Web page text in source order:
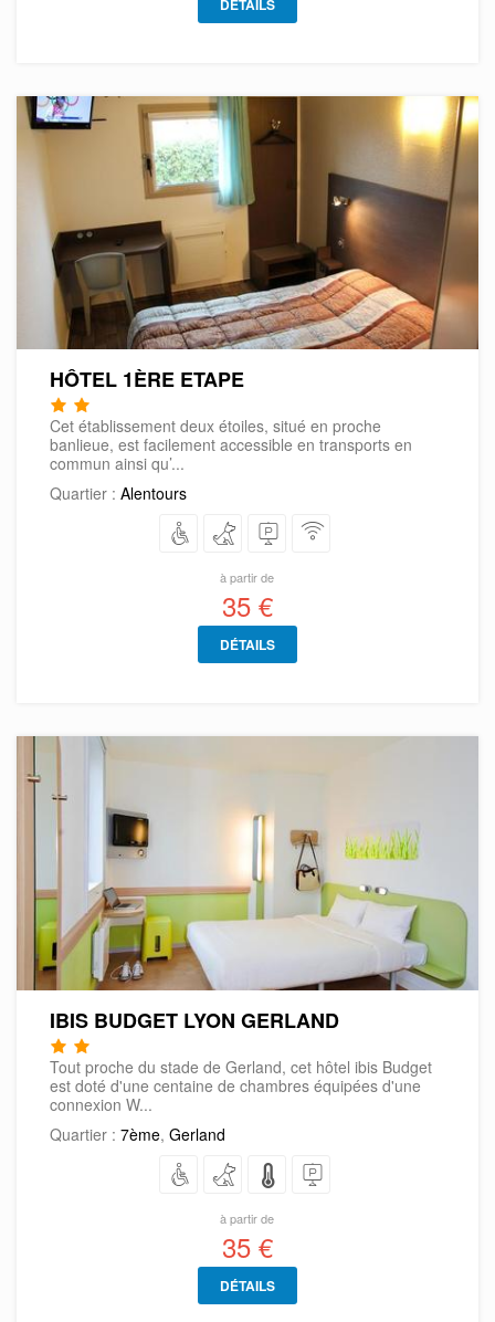
DÉTAILS
HÔTEL 1ÈRE ETAPE
Cet établissement deux étoiles, situé en proche
banlieue, est facilement accessible en transports en
commun ainsi qu’...
Quartier : Alentours
à partir de
35 €
DÉTAILS
IBIS BUDGET LYON GERLAND
Tout proche du stade de Gerland, cet hôtel ibis Budget
est doté d'une centaine de chambres équipées d'une
connexion W...
Quartier : 7ème, Gerland
à partir de
35 €
DÉTAILS